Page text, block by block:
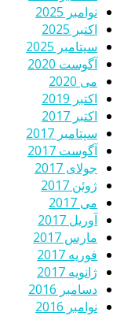
نوامبر 2025
اکتبر 2025
سپتامبر 2025
آگوست 2020
می 2020
اکتبر 2019
اکتبر 2017
سپتامبر 2017
آگوست 2017
جولای 2017
ژوئن 2017
می 2017
آوریل 2017
مارس 2017
فوریه 2017
ژانویه 2017
دسامبر 2016
نوامبر 2016